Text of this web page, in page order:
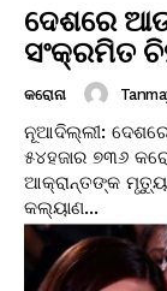
ଦେଶରେ ଆଉ
ସଂକ୍ରମିତ
କରୋନା
ନୂଆଦିଲ୍ଲୀ:
୫୪ହଜାର ୭୩୬
ଆକ୍ରାନ୍ତଙ୍କ ମୃତ୍ୟୁ
କଲ୍ୟାଣ...